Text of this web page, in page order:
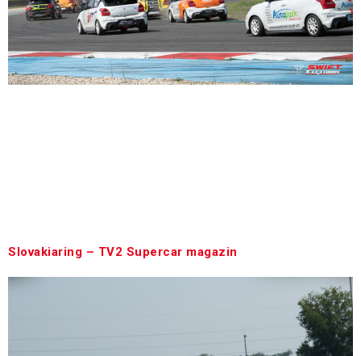
Slovakiaring – TV2 Supercar magazin